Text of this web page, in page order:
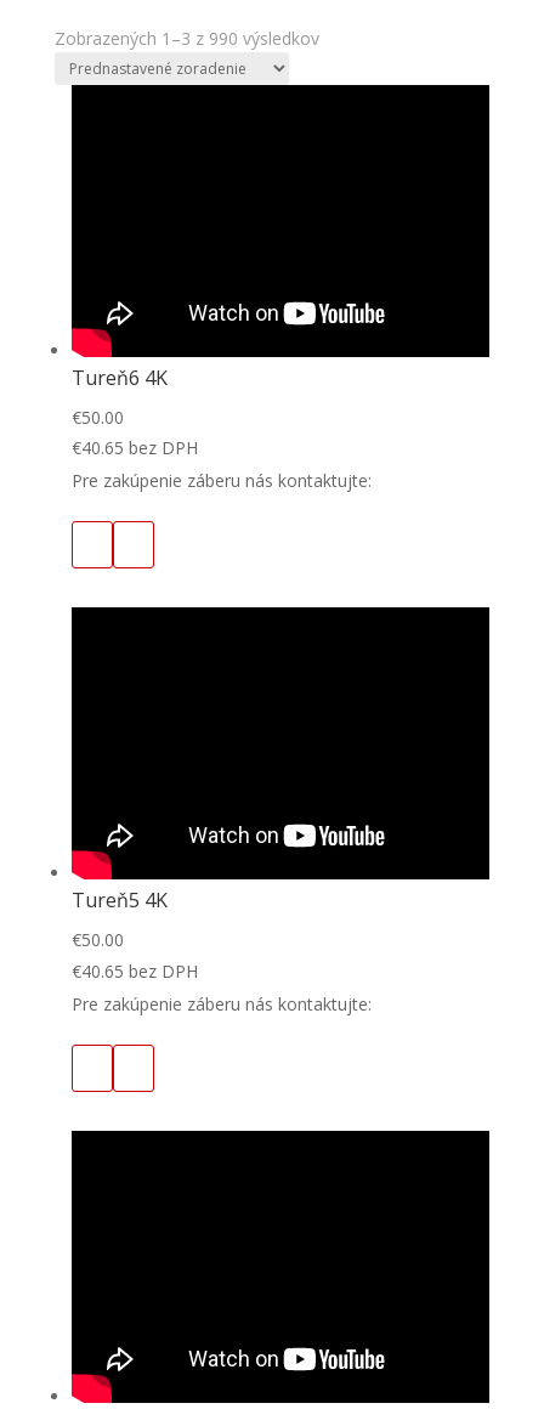
Zobrazených 1–3 z 990 výsledkov
Tureň6 4K
€50.00
€40.65 bez DPH
Pre zakúpenie záberu nás kontaktujte:
Tureň5 4K
€50.00
€40.65 bez DPH
Pre zakúpenie záberu nás kontaktujte: